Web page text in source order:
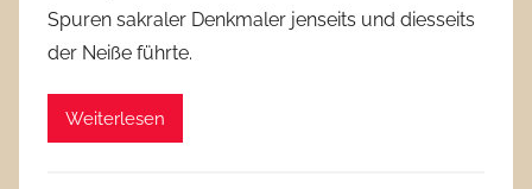
Spuren sakraler Denkmaler jenseits und diesseits
der Neiße führte.
Weiterlesen